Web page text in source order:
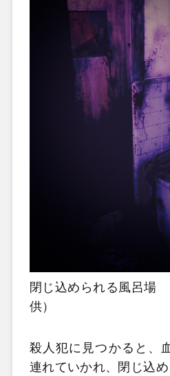
閉じ込められる風呂場
供）
殺人犯に見つかると、
連れていかれ、閉じ込め